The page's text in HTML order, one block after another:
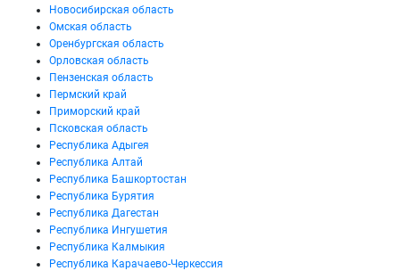
Новосибирская область
Омская область
Оренбургская область
Орловская область
Пензенская область
Пермский край
Приморский край
Псковская область
Республика Адыгея
Республика Алтай
Республика Башкортостан
Республика Бурятия
Республика Дагестан
Республика Ингушетия
Республика Калмыкия
Республика Карачаево-Черкессия